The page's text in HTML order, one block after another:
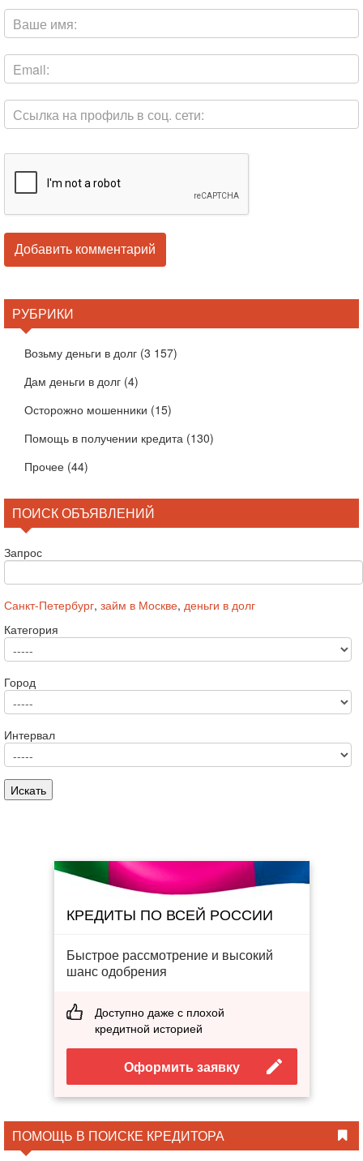
РУБРИКИ
Возьму деньги в долг (3 157)
Дам деньги в долг (4)
Осторожно мошенники (15)
Помощь в получении кредита (130)
Прочее (44)
ПОИСК ОБЪЯВЛЕНИЙ
Запрос
Санкт-Петербург, займ в Москве, деньги в долг
Категория
Город
Интервал
КРЕДИТЫ ПО ВСЕЙ РОССИИ
Быстрое рассмотрение и высокий
шанс одобрения
Доступно даже с плохой
кредитной историей
Оформить заявку
ПОМОЩЬ В ПОИСКЕ КРЕДИТОРА